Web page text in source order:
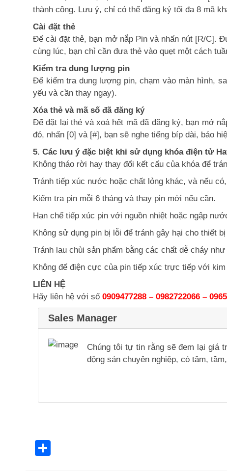
thành công. Lưu ý, chỉ có thể đăng ký tối đa 8 mã
Cài đặt thẻ
Để cài đặt thẻ, bạn mở nắp Pin và nhấn nút [R/C].
cùng lúc, bạn chỉ cần đưa thẻ vào quẹt một cách
Kiểm tra dung lượng pin
Để kiểm tra dung lượng pin, chạm vào màn hình,
yếu và cần thay ngay).
Xóa thẻ và mã số đã đăng ký
Để đặt lại thẻ và xoá hết mã đã đăng ký, bạn mở
đó, nhấn [0] và [#], bạn sẽ nghe tiếng bíp dài, báo
5. Các lưu ý đặc biệt khi sử dụng khóa điện tử
Không tháo rời hay thay đổi kết cấu của khóa để
Tránh tiếp xúc nước hoặc chất lỏng khác, và nếu
Kiểm tra pin mỗi 6 tháng và thay pin mới nếu cần.
Hạn chế tiếp xúc pin với nguồn nhiệt hoặc ngập
Không sử dụng pin bị lỗi để tránh gây hại cho thiết
Tránh lau chùi sản phẩm bằng các chất dễ cháy
Không để điện cực của pin tiếp xúc trực tiếp với
LIÊN HỆ
Hãy liên hệ với số 0909477288 – 0982722066 –
Sales Manager
Chúng tôi tự tin rằng sẽ đem lại giá
động sản chuyên nghiệp, có tâm,